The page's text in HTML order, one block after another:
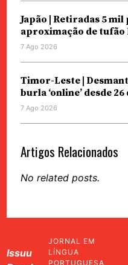
Japão | Retiradas 5 mil
aproximação de tufão
7 Ago 2026
Timor-Leste |
burla ‘online’ desde
7 Ago 2026
Artigos Relacionados
No related posts.
Issuu
JORNAL EM
LÍNGUA
PORTUGUESA